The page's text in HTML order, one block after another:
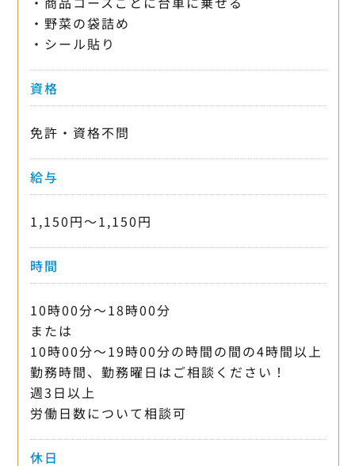
・野菜の袋詰め
・シール貼り
資格
免許・資格不問
給与
1,150円〜1,150円
時間
10時00分〜18時00分
または
10時00分〜19時00分の時間の間の4時間以上
勤務時間、勤務曜日はご相談ください！
週3日以上
労働日数について相談可
休日